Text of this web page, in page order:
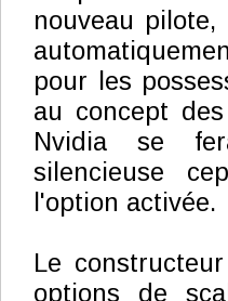
nouveau
pour les
au concept
Nvidia se
silencieuse
l'option activée.
Le
options de